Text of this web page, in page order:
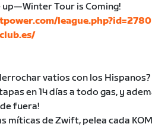
up—Winter Tour is Coming!
league.php?id=2780
vatios con los Hispanos?
en 14 días a todo gas, y
fuera!
míticas de Zwift, pelea cada